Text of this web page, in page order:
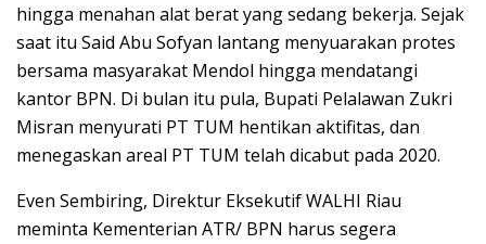
hingga menahan alat berat yang sedang bekerja. Sejak
saat itu Said Abu Sofyan lantang menyuarakan protes
bersama masyarakat Mendol hingga mendatangi
kantor BPN. Di bulan itu pula, Bupati Pelalawan Zukri
Misran menyurati PT TUM hentikan aktifitas, dan
menegaskan areal PT TUM telah dicabut pada 2020.
Even Sembiring, Direktur Eksekutif WALHI Riau
meminta Kementerian ATR/ BPN harus segera